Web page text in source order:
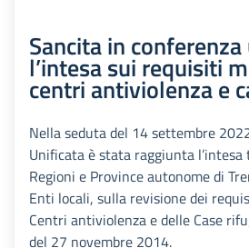
Sancita in
l’intesa sui requisiti
centri antiviolenza e
Nella seduta del 14 settembre
Unificata è stata raggiunta
Regioni e Province autonome di
Enti locali, sulla revisione dei
Centri antiviolenza e delle Case
del 27 novembre 2014.